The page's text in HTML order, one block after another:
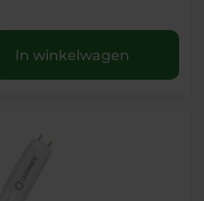
In winkelwagen